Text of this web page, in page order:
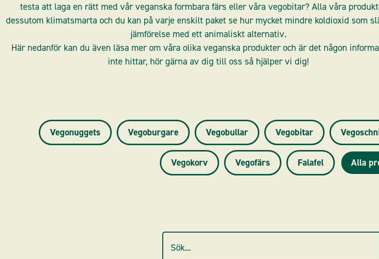
testa att laga en rätt med vår veganska formbara färs eller våra vegobitar? Alla våra
dessutom klimatsmarta och du kan på varje enskilt paket se hur mycket mindre koldioxid som
jämförelse med ett animaliskt alternativ.
Här nedanför kan du även läsa mer om våra olika veganska produkter och är det någon
inte hittar, hör gärna av dig till oss så hjälper vi dig!
Vegonuggets Vegoburgare Vegobullar Vegobitar
Vegokorv Vegofärs Falafel Alla